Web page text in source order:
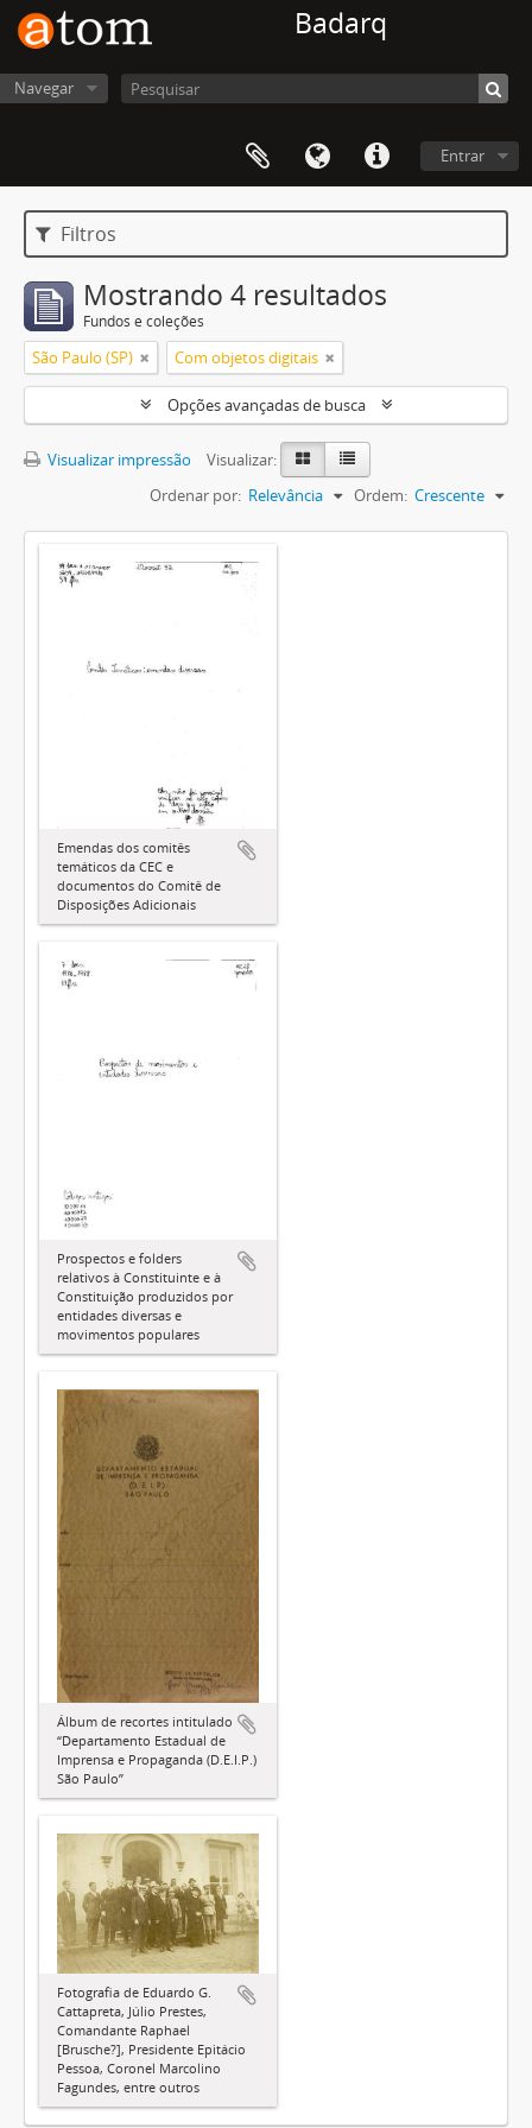
Badarq
Navegar
Entrar
Filtros
Mostrando 4 resultados
Fundos e coleções
São Paulo (SP) Com objetos digitais
Opções avançadas de busca
Visualizar impressão
Visualizar:
Ordenar por: Relevância Ordem: Crescente
Emendas dos comitês
temáticos da CEC e
documentos do Comitê de
Disposições Adicionais
Prospectos e folders
relativos à Constituinte e à
Constituição produzidos por
entidades diversas e
movimentos populares
Álbum de recortes intitulado
“Departamento Estadual de
Imprensa e Propaganda (D.E.I.P.)
São Paulo”
Fotografia de Eduardo G.
Cattapreta, Júlio Prestes,
Comandante Raphael
[Brusche?], Presidente Epitácio
Pessoa, Coronel Marcolino
Fagundes, entre outros